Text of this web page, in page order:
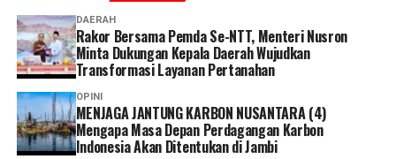
DAERAH
Rakor Bersama Pemda Se-NTT, Menteri Nusron
Minta Dukungan Kepala Daerah Wujudkan
Transformasi Layanan Pertanahan
OPINI
MENJAGA JANTUNG KARBON NUSANTARA (4)
Mengapa Masa Depan Perdagangan Karbon
Indonesia Akan Ditentukan di Jambi